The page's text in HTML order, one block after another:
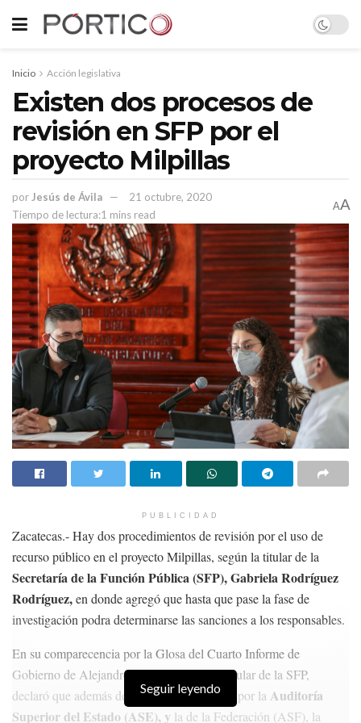
Inicio Acción legislativa
Existen dos procesos de
revisión en SFP por el
proyecto Milpillas
por Jesús de Ávila
21 octubre, 2020
Tiempo de lectura:1 mins read
AA
PUBLICIDAD
Zacatecas.- Hay dos procedimientos de revisión por el uso de
recurso público en el proyecto Milpillas, según la titular de la
Secretaría de la Función Pública (SFP), Gabriela Rodríguez
Rodríguez,en donde agregó que hasta que pase la fase de
investigación podra determinarse las sanciones a los responsables.
En su comparecencia por la Glosa del Cuarto Informe de
Gobierno de Alejandro Tello Cristerna, la titular de la SFP,
declaró que además de las auditorías hechas por la Auditoría
Superior del Estado (ASE), y la de la Federación (ASF), la
Seguir leyendo